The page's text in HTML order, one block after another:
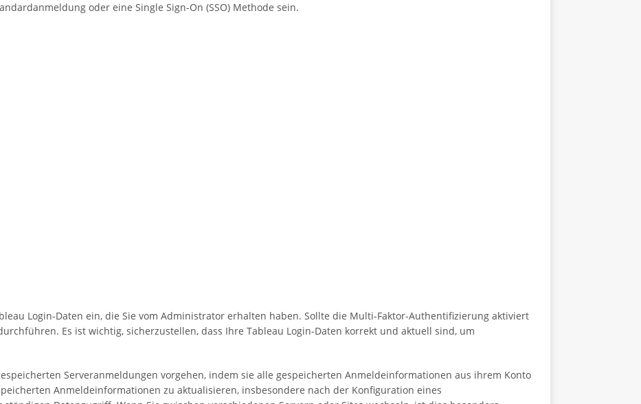
oder eine Single Sign-On (SSO) Methode sein.
Login-Daten ein, die Sie vom Administrator erhalten haben. Sollte die Multi-Faktor-Authentifizierung aktiviert
Es ist wichtig, sicherzustellen, dass Ihre Tableau Login-Daten korrekt und aktuell sind, um
Serveranmeldungen vorgehen, indem sie alle gespeicherten Anmeldeinformationen aus ihrem Konto
Anmeldeinformationen zu aktualisieren, insbesondere nach der Konfiguration eines